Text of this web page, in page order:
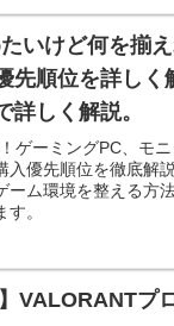
たいけど何を揃
先順位を詳しく
詳しく解説。
ゲーミングPC、モ
入優先順位を徹底解
ーム環境を整える方
。
VALORANTプ